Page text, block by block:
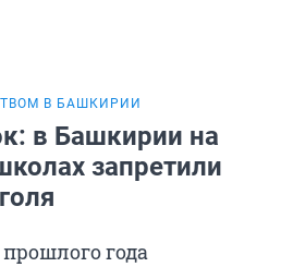
В БАШКИРИИ
в Башкирии на
запретили
прошлого года